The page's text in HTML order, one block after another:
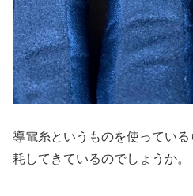
導電糸というものを使ってい
耗してきているのでしょうか。